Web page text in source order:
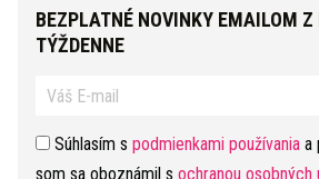
BEZPLATNÉ NOVINKY EMAILOM
TÝŽDENNE
Súhlasím s podmienkami používania a
som sa oboznámil s ochranou osobných